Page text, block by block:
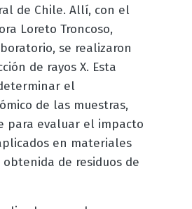
de Chile. Allí, con el
Loreto Troncoso,
se realizaron
de rayos X. Esta
el
de las muestras,
para evaluar el impacto
en materiales
de residuos de